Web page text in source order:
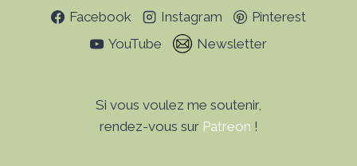
Facebook Instagram
Pinterest
YouTube
Newsletter
Si vous voulez me soutenir,
rendez-vous sur Patreon !